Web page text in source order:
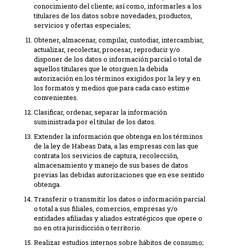
conocimiento del cliente; así como, informarles a los
titulares de los datos sobre novedades, productos,
servicios y ofertas especiales;
Obtener, almacenar, compilar, custodiar, intercambiar,
actualizar, recolectar, procesar, reproducir y/o
disponer de los datos o información parcial o total de
aquellos titulares que le otorguen la debida
autorización en los términos exigidos por la ley y en
los formatos y medios que para cada caso estime
convenientes.
Clasificar, ordenar, separar la información
suministrada por el titular de los datos.
Extender la información que obtenga en los términos
de la ley de Habeas Data, a las empresas con las que
contrata los servicios de captura, recolección,
almacenamiento y manejo de sus bases de datos
previas las debidas autorizaciones que en ese sentido
obtenga.
Transferir o transmitir los datos o información parcial
o total a sus filiales, comercios, empresas y/o
entidades afiliadas y aliados estratégicos que opere o
no en otra jurisdicción o territorio.
Realizar estudios internos sobre hábitos de consumo;